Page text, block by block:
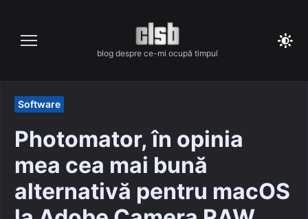
content
blog despre ce-mi ocupă timpul
Software
Photomator, în opinia
mea cea mai bună
alternativă pentru macOS